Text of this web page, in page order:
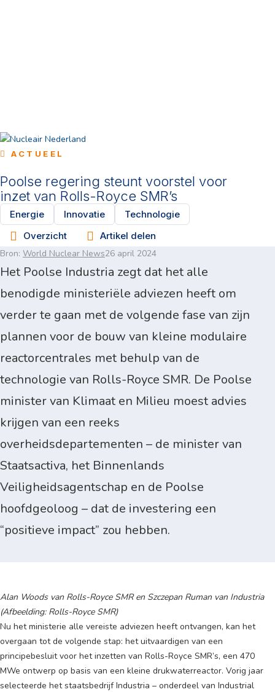
ACTUEEL
Poolse regering steunt voorstel voor
inzet van Rolls-Royce SMR’s
Energie Innovatie
Technologie
Overzicht
Artikel delen
Bron: World Nuclear News26 april 2024
Het Poolse Industria zegt dat het alle
benodigde ministeriële adviezen heeft om
verder te gaan met de volgende fase van zijn
plannen voor de bouw van kleine modulaire
reactorcentrales met behulp van de
technologie van Rolls-Royce SMR. De Poolse
minister van Klimaat en Milieu moest advies
krijgen van een reeks
overheidsdepartementen – de minister van
Staatsactiva, het Binnenlands
Veiligheidsagentschap en de Poolse
hoofdgeoloog – dat de investering een
“positieve impact” zou hebben.
Alan Woods van Rolls-Royce SMR en Szczepan Ruman van Industria
(Afbeelding: Rolls-Royce SMR)
Nu het ministerie alle vereiste adviezen heeft ontvangen, kan het
overgaan tot de volgende stap: het uitvaardigen van een
principebesluit voor het inzetten van Rolls-Royce SMR’s, een 470
MWe ontwerp op basis van een kleine drukwaterreactor. Vorig jaar
selecteerde het staatsbedrijf Industria – onderdeel van Industrial